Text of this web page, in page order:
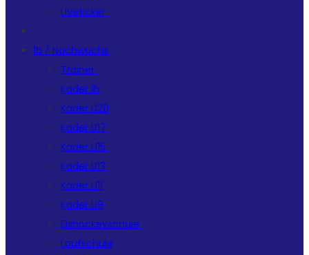
Liveticker
1b / Nachwuchs
Trainer
Kader 1b
Kader U20
Kader U17
Kader U15
Kader U13
Kader U11
Kader U9
Eishockeyschule
Laufschule